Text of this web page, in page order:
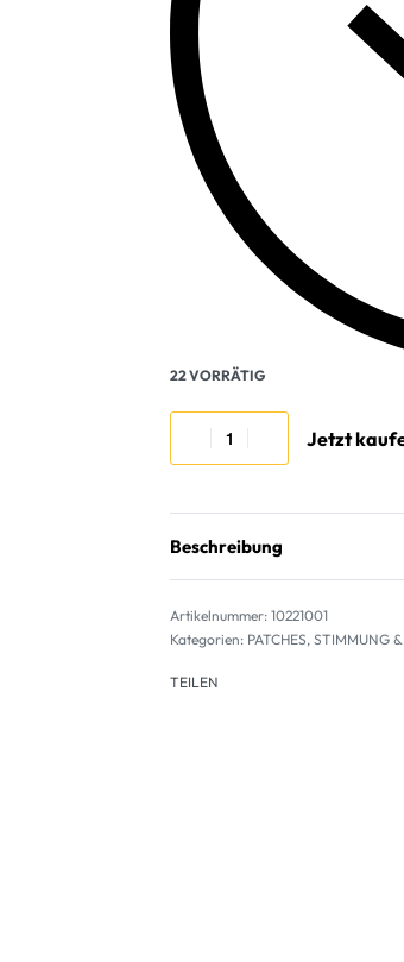
22 VORRÄTIG
Jetzt
Beschreibung
10221001
Kategorien: PATCHES, STIMMUNG &
TEILEN